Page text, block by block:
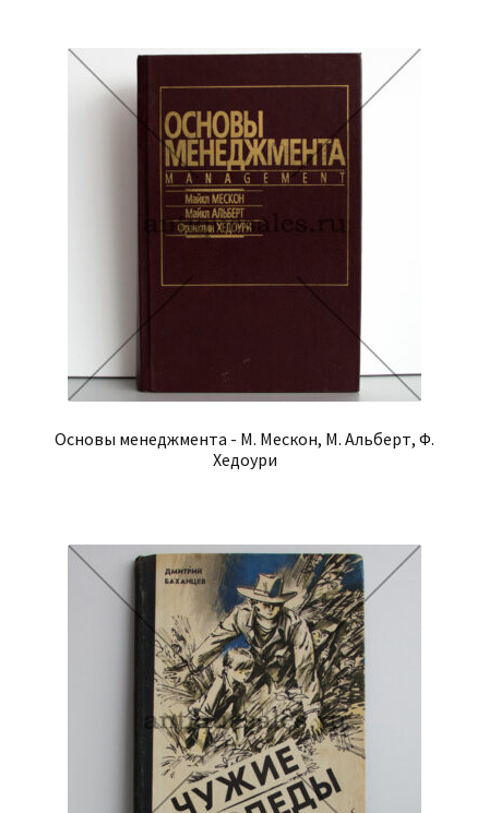
Основы менеджмента - М. Мескон, М. Альберт, Ф.
Хедоури